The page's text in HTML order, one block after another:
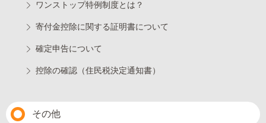
ワンストップ特例制度とは？
寄付金控除に関する証明書について
確定申告について
控除の確認（住民税決定通知書）
その他